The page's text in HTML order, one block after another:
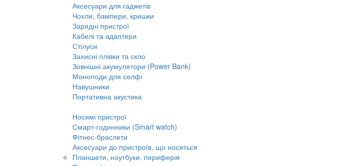
Аксесуари для гаджетів
Чохли, бампери, кришки
Зарядні пристрої
Кабелі та адаптери
Стілуси
Захисні плівки та скло
Зовнішні акумулятори (Power Bank)
Моноподи для селфі
Навушники
Портативна акустика
Носимі пристрої
Смарт-годинники (Smart watch)
Фітнес-браслети
Аксесуари до пристроїв, що носяться
Планшети, ноутбуки, периферія